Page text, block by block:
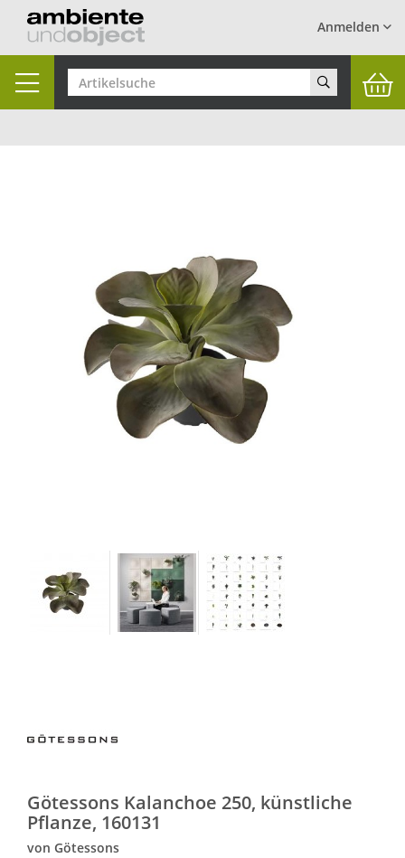
Anmelden
Toggle
navigation
Götessons Kalanchoe 250, künstliche
Pflanze, 160131
von Götessons